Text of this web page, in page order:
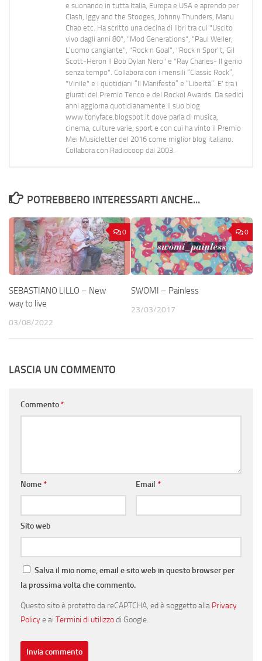
e suonando in tutta Italia, Europa e USA e aprendo per
Clash, Iggy and the Stooges, Johnny Thunders, Manu
Chao etc. Ha scritto una decina di libri tra cui "Uscito
vivo dagli anni 80", "Mod Generations", "Paul Weller,
L’uomo cangiante", "Rock n Goal", "Rock n Spor"t, Gil
Scott-Heron Il Bob Dylan Nero" e "Ray Charles- Il genio
senza tempo". Collabora con i mensili “Classic Rock”,
"Vinile" e i quotidiani “Il Manifesto” e “Libertà”. E' tra i
giurati del Premio Tenco e del Rockol Awards. Da sedici
anni aggiorna quotidianamente il suo blog
www.tonyface.blogspot.it dove parla di musica,
cinema, culture varie, sport e con cui ha vinto il Premio
Mei Musicletter del 2016 come miglior blog italiano.
Collabora con Radiocoop dal 2003.
POTREBBERO INTERESSARTI ANCHE...
0
SEBASTIANO LILLO – New
way to live
03/08/2022
0
SWOMI – Painless
23/03/2017
LASCIA UN COMMENTO
Commento*
Nome* Email *
Sito web
Salva il mio nome, email e sito web in questo browser per
la prossima volta che commento.
Questo sito è protetto da reCAPTCHA, ed è soggetto alla Privacy
Policye ai Termini di utilizzodi Google.